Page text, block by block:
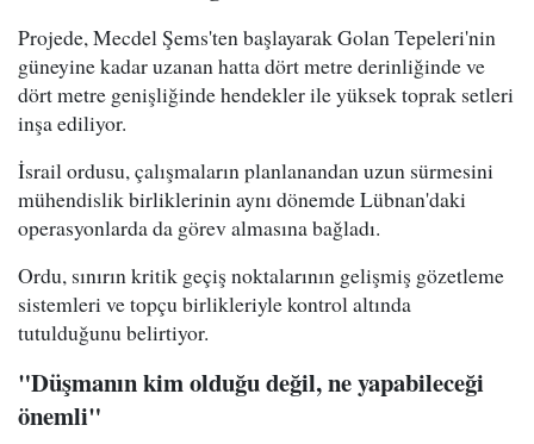
Projede, Mecdel Şems'ten başlayarak Golan Tepeleri'nin
güneyine kadar uzanan hatta dört metre derinliğinde ve
dört metre genişliğinde hendekler ile yüksek toprak setleri
inşa ediliyor.
İsrail ordusu, çalışmaların planlanandan uzun sürmesini
mühendislik birliklerinin aynı dönemde Lübnan'daki
operasyonlarda da görev almasına bağladı.
Ordu, sınırın kritik geçiş noktalarının gelişmiş gözetleme
sistemleri ve topçu birlikleriyle kontrol altında
tutulduğunu belirtiyor.
"Düşmanın kim olduğu değil, ne yapabileceği
önemli"